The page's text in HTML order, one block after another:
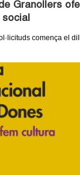
Granollers
social
comença el